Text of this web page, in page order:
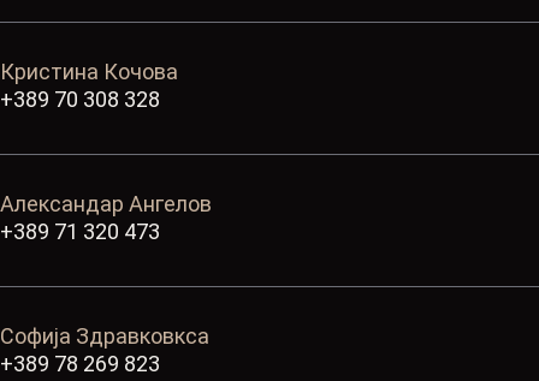
Кристина Кочова
+389 70 308 328
Александар Ангелов
+389 71 320 473
Софија Здравковкса
+389 78 269 823